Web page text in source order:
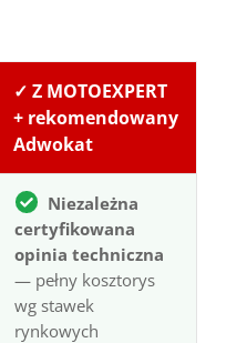
✓ Z MOTOEXPERT
+ rekomendowany
Adwokat
Niezależna
certyfikowana
opinia techniczna
— pełny kosztorys
wg stawek
rynkowych